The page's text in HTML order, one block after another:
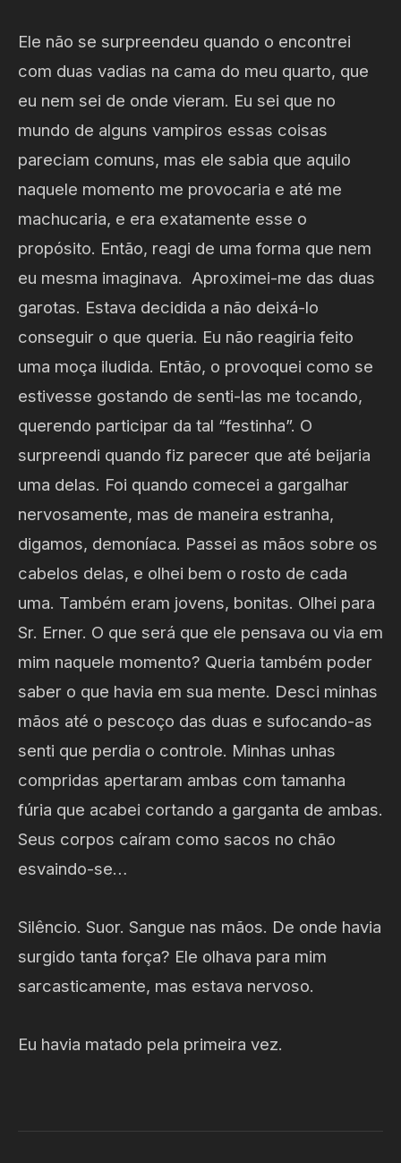
Ele não se surpreendeu quando o encontrei
com duas vadias na cama do meu quarto, que
eu nem sei de onde vieram. Eu sei que no
mundo de alguns vampiros essas coisas
pareciam comuns, mas ele sabia que aquilo
naquele momento me provocaria e até me
machucaria, e era exatamente esse o
propósito. Então, reagi de uma forma que nem
eu mesma imaginava. Aproximei-me das duas
garotas. Estava decidida a não deixá-lo
conseguir o que queria. Eu não reagiria feito
uma moça iludida. Então, o provoquei como se
estivesse gostando de senti-las me tocando,
querendo participar da tal “festinha”. O
surpreendi quando fiz parecer que até beijaria
uma delas. Foi quando comecei a gargalhar
nervosamente, mas de maneira estranha,
digamos, demoníaca. Passei as mãos sobre os
cabelos delas, e olhei bem o rosto de cada
uma. Também eram jovens, bonitas. Olhei para
Sr. Erner. O que será que ele pensava ou via em
mim naquele momento? Queria também poder
saber o que havia em sua mente. Desci minhas
mãos até o pescoço das duas e sufocando-as
senti que perdia o controle. Minhas unhas
compridas apertaram ambas com tamanha
fúria que acabei cortando a garganta de ambas.
Seus corpos caíram como sacos no chão
esvaindo-se…
Silêncio. Suor. Sangue nas mãos. De onde havia
surgido tanta força? Ele olhava para mim
sarcasticamente, mas estava nervoso.
Eu havia matado pela primeira vez.